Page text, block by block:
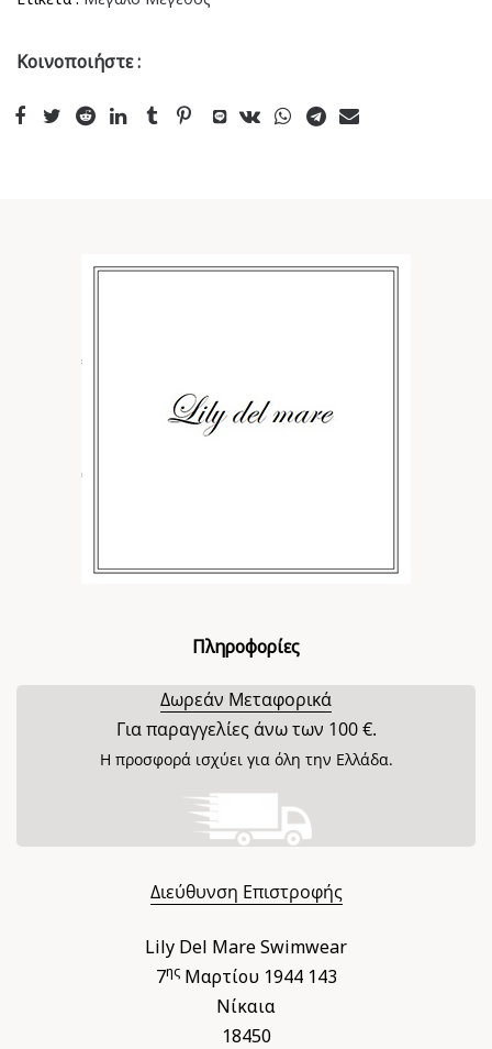
Κοινοποιήστε :
Πληροφορίες
Δωρεάν Μεταφορικά
Για παραγγελίες άνω των 100 €.
Η προσφορά ισχύει για όλη την Ελλάδα.
Διεύθυνση Επιστροφής
Lily Del Mare Swimwear
7ηςΜαρτίου 1944 143
Νίκαια
18450